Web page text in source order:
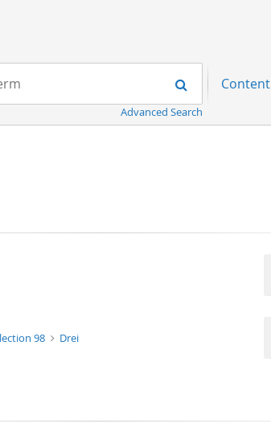
Search
Advanced Search
Content
98
Drei